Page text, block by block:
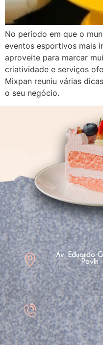
No período em que o
eventos esportivos mais
aproveite para marcar
criatividade e serviços
Mixpan reuniu várias
o seu negócio.
Av. Eduardo
Pavlh